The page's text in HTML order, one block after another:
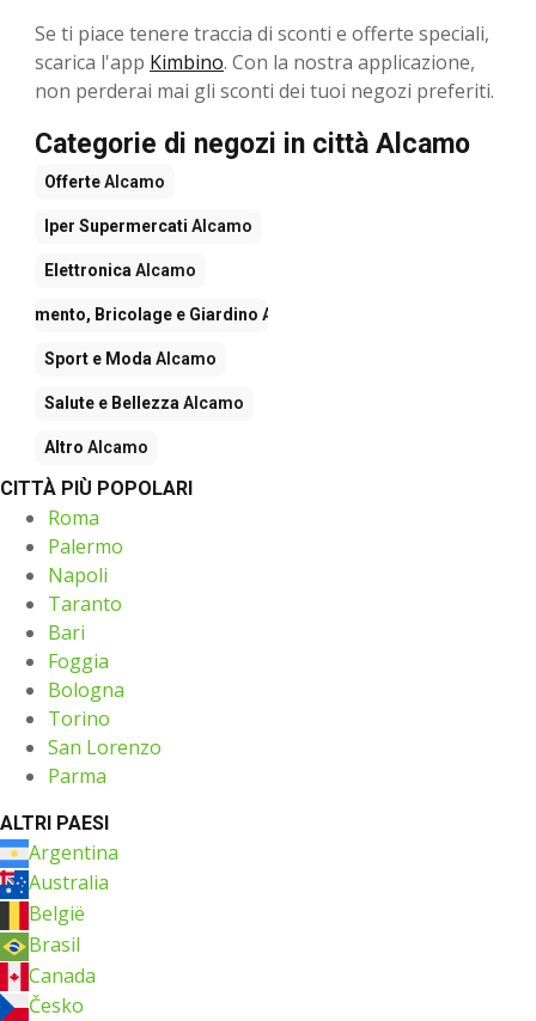
Se ti piace tenere traccia di sconti e offerte speciali,
scarica l'app Kimbino. Con la nostra applicazione,
non perderai mai gli sconti dei tuoi negozi preferiti.
Categorie di negozi in città Alcamo
OfferteAlcamo
Iper Supermercati Alcamo
Elettronica Alcamo
Bricolage e Giardino Alcamo
Sport e Moda Alcamo
Salute e Bellezza Alcamo
Altro Alcamo
CITTÀ PIÙ POPOLARI
Roma
Palermo
Napoli
Taranto
Bari
Foggia
Bologna
Torino
San Lorenzo
Parma
ALTRI PAESI
Argentina
Australia
België
Brasil
Canada
Česko